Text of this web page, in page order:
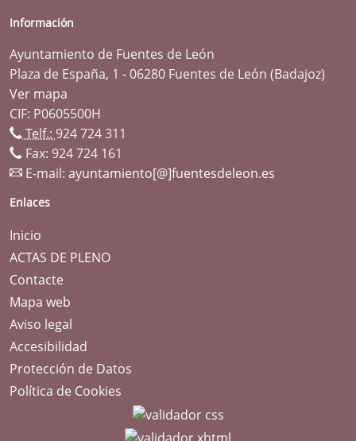
Información
Ayuntamiento de Fuentes de León
Plaza de España, 1 - 06280 Fuentes de León (Badajoz)
Ver mapa
CIF: P0605500H
Telf.: 924 724 311
Fax: 924 724 161
E-mail: ayuntamiento[@]fuentesdeleon.es
Enlaces
Inicio
ACTAS DE PLENO
Contacte
Mapa web
Aviso legal
Accesibilidad
Protección de Datos
Política de Cookies